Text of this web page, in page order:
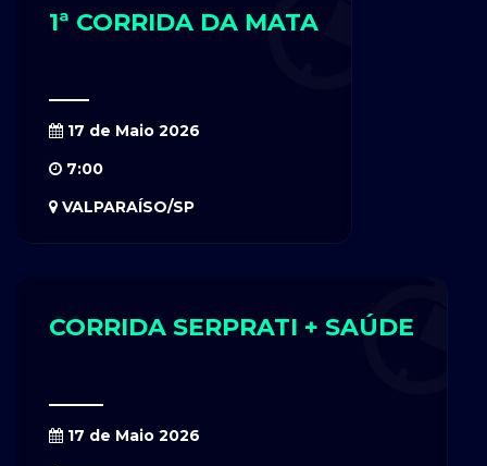
1ª CORRIDA DA MATA
17 de Maio 2026
7:00
VALPARAÍSO/SP
CORRIDA SERPRATI + SAÚDE
17 de Maio 2026